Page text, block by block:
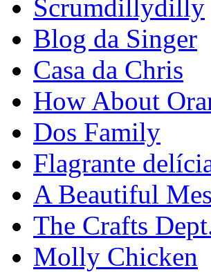
Scrumdillydilly
Blog da Singer
Casa da Chris
How About
Dos Family
Flagrante
A Beautiful
The Crafts
Molly Chicken